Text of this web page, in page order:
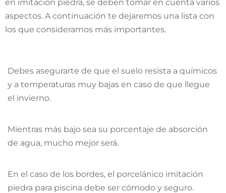
en imitación piedra, se deben tomar en cuenta varios
aspectos. A continuación te dejaremos una lista con
los que consideramos más importantes.
Debes asegurarte de que el suelo resista a químicos
y a temperaturas muy bajas en caso de que llegue
el invierno.
Mientras más bajo sea su porcentaje de absorción
de agua, mucho mejor será.
En el caso de los bordes, el porcelánico imitación
piedra para piscina debe ser cómodo y seguro.